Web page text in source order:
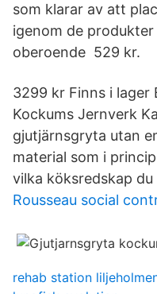
som klarar av att
igenom de
oberoende 529 kr.
3299 kr Finns i lager
Kockums Jernverk
gjutjärnsgryta utan
material som i
vilka köksredskap
Rousseau social
rehab station